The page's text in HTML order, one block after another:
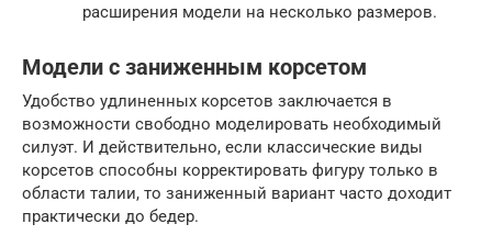
расширения модели на несколько размеров.
Модели с заниженным корсетом
Удобство удлиненных корсетов заключается в
возможности свободно моделировать необходимый
силуэт. И действительно, если классические виды
корсетов способны корректировать фигуру только в
области талии, то заниженный вариант часто доходит
практически до бедер.